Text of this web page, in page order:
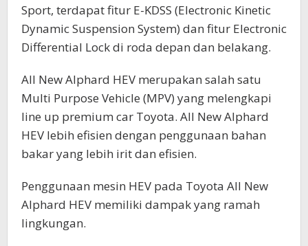
Sport, terdapat fitur E-KDSS (Electronic Kinetic
Dynamic Suspension System) dan fitur Electronic
Differential Lock di roda depan dan belakang.
All New Alphard HEV merupakan salah satu
Multi Purpose Vehicle (MPV) yang melengkapi
line up premium car Toyota. All New Alphard
HEV lebih efisien dengan penggunaan bahan
bakar yang lebih irit dan efisien.
Penggunaan mesin HEV pada Toyota All New
Alphard HEV memiliki dampak yang ramah
lingkungan.